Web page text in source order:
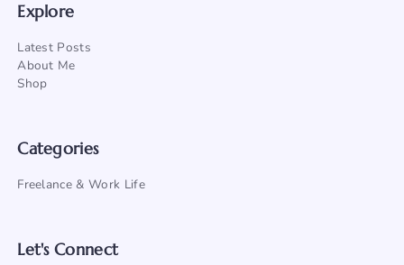
Explore
Latest Posts
About Me
Shop
Categories
Freelance & Work Life
Let's Connect